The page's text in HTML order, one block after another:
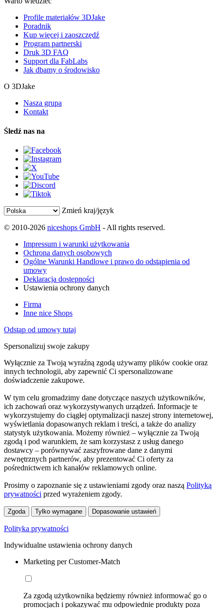
Profile materiałów 3DJake
Poradnik
Kup więcej i zaoszczędź
Program partnerski
Druk 3D FAQ
Support dla FabLabs
Jak dbamy o środowisko
O 3DJake
Nasza grupa
Kontakt
Śledź nas na
Zmień kraj/język
© 2010-2026 niceshops GmbH - All rights reserved.
Impressum i warunki użytkowania
Ochrona danych osobowych
Ogólne Warunki Handlowe i prawo do odstąpienia od
umowy
Deklaracja dostępności
Ustawienia ochrony danych
Firma
Inne nice Shops
Odstąp od umowy tutaj
Spersonalizuj swoje zakupy
Wyłącznie za Twoją wyraźną zgodą używamy plików cookie oraz
innych technologii, aby zapewnić Ci spersonalizowane
doświadczenie zakupowe.
W tym celu gromadzimy dane dotyczące naszych użytkowników,
ich zachowań oraz wykorzystywanych urządzeń. Informacje te
wykorzystujemy do ciągłej optymalizacji naszej strony internetowej,
wyświetlania dopasowanych reklam i treści, a także do analizy
statystyk użytkowania. Możemy również – wyłącznie za Twoją
zgodą i pod warunkiem, że sam korzystasz z usług danego
dostawcy – porównywać zaszyfrowane dane z danymi
zewnętrznych partnerów, aby prezentować Ci oferty za
pośrednictwem ich kanałów reklamowych online.
Prosimy o zapoznanie się z ustawieniami zgody oraz naszą Polityką
prywatności przed wyrażeniem zgody.
Zgoda Tylko wymagane Dopasowanie ustawień
Polityka prywatności
Indywidualne ustawienia ochrony danych
Marketing per Customer-Match
Za zgodą użytkownika będziemy również informować go o
promocjach i pokazywać mu odpowiednie produkty poza